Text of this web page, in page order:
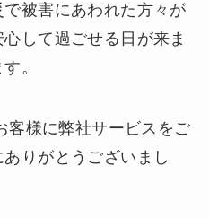
被害にあわれた方々が
して過ごせる日が来ま
。
客様に弊社サービスをご
りがとうございまし